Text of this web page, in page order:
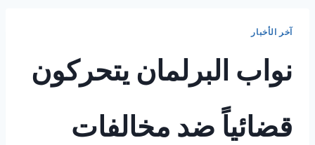
آخر الأخبار
نواب البرلمان يتحركون
قضائياً ضد مخالفات